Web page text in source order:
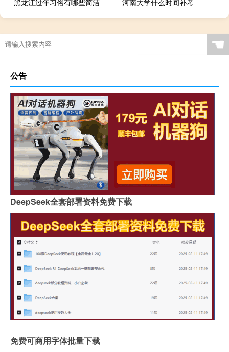
黑龙江过年习俗有哪些简洁 河南大学什么时间补考
☚
公告
DeepSeek全套部署资料免费下载
免费可商用字体批量下载